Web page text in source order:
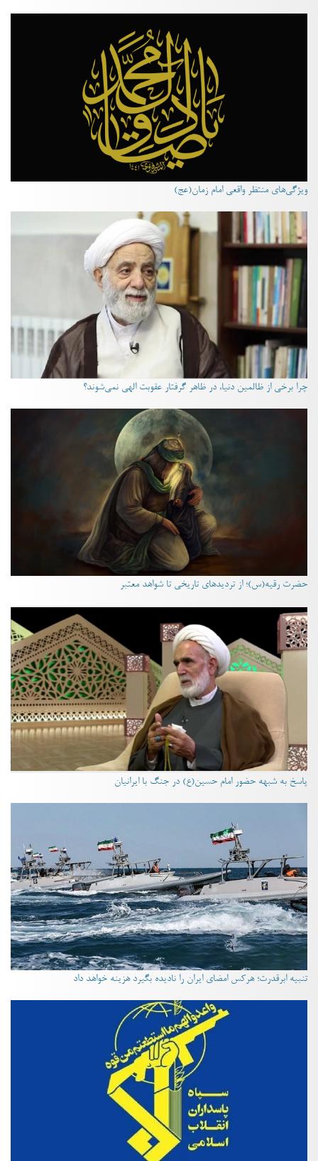
ویژگی‌های منتظر واقعی امام زمان(عج)
چرا برخی از ظالمین دنیا، در ظاهر گرفتار عقوبت الهی نمی‌شوند؟
حضرت رقیه(س)؛ از تردیدهای تاریخی تا شواهد معتبر
پاسخ به شبهه حضور امام حسین(ع) در جنگ با ایرانیان
تنبیه ابرقدرت؛ هرکس امضای ایران را نادیده بگیرد هزینه خواهد داد